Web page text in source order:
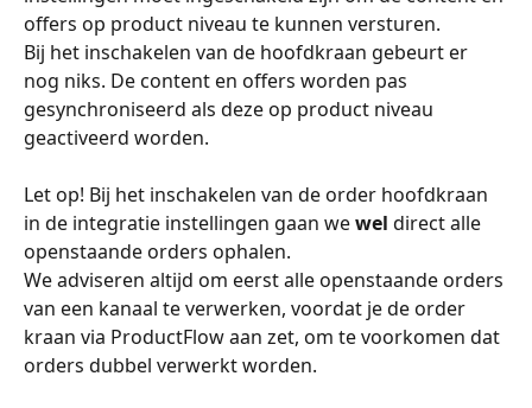
offers op product niveau te kunnen versturen.
Bij het inschakelen van de hoofdkraan gebeurt er
nog niks. De content en offers worden pas
gesynchroniseerd als deze op product niveau
geactiveerd worden.
Let op! Bij het inschakelen van de order hoofdkraan
in de integratie instellingen gaan we wel direct alle
openstaande orders ophalen.
We adviseren altijd om eerst alle openstaande orders
van een kanaal te verwerken, voordat je de order
kraan via ProductFlow aan zet, om te voorkomen dat
orders dubbel verwerkt worden.